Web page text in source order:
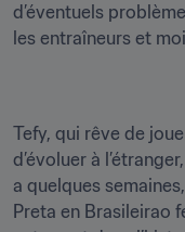
d’éventuels
les entraîneurs et
Tefy, qui rêve de
d’évoluer à
a quelques
Preta en Brasileirao